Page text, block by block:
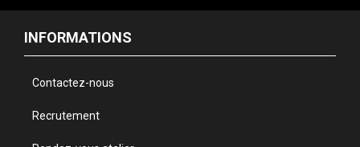
INFORMATIONS
Contactez-nous
Recrutement